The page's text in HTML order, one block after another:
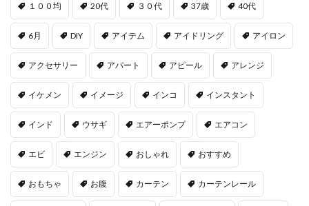
１００均 20代 ３０代 37歳 40代
6月 DIY アイテム アイドリング アイロン
アクセサリー アパート アピール アレンジ
イケメン イメージ インコ インスタント
インド ウサギ エアーポンプ エアコン
エビ エンジン おしゃれ おすすめ
おもちゃ お腹 カーテン カーテンレール